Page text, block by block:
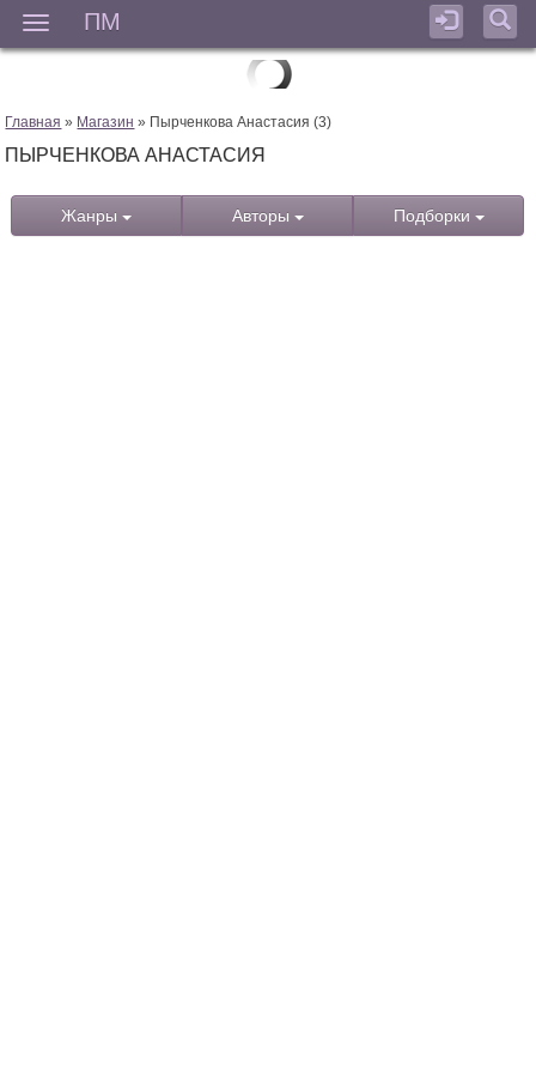
ПМ
Главная » Магазин » Пырченкова Анастасия (3)
ПЫРЧЕНКОВА АНАСТАСИЯ
Жанры Авторы Подборки